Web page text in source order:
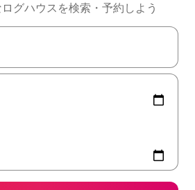
グハウスを検索・予約しよう
ら、上下の矢印キーを使って移動するか